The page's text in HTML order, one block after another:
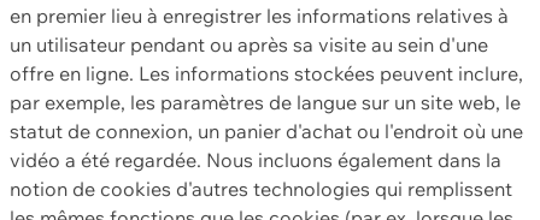
en premier lieu à enregistrer les informations relatives à
un utilisateur pendant ou après sa visite au sein d'une
offre en ligne. Les informations stockées peuvent inclure,
par exemple, les paramètres de langue sur un site web, le
statut de connexion, un panier d'achat ou l'endroit où une
vidéo a été regardée. Nous incluons également dans la
notion de cookies d'autres technologies qui remplissent